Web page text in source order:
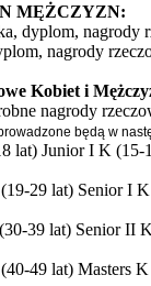
MĘŻCZYZN:
dyplom, nagrody
nagrody
Kobiet i
nagrody
będą w
lat) Junior I K (15-
29 lat) Senior I
39 lat) Senior II
49 lat) Masters